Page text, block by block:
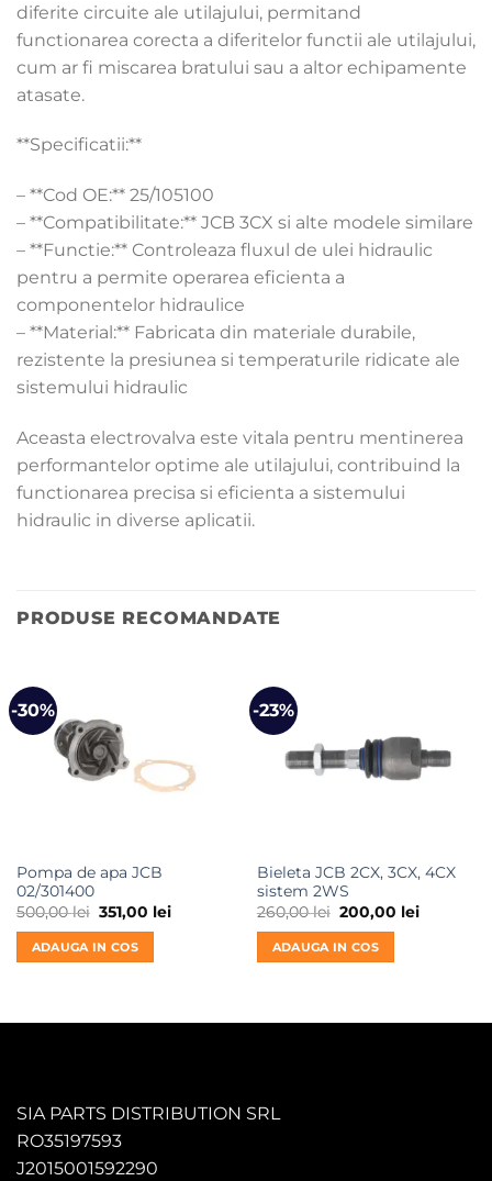
diferite circuite ale utilajului, permitand
functionarea corecta a diferitelor functii ale utilajului,
cum ar fi miscarea bratului sau a altor echipamente
atasate.
**Specificatii:**
– **Cod OE:** 25/105100
– **Compatibilitate:** JCB 3CX si alte modele similare
– **Functie:** Controleaza fluxul de ulei hidraulic
pentru a permite operarea eficienta a
componentelor hidraulice
– **Material:** Fabricata din materiale durabile,
rezistente la presiunea si temperaturile ridicate ale
sistemului hidraulic
Aceasta electrovalva este vitala pentru mentinerea
performantelor optime ale utilajului, contribuind la
functionarea precisa si eficienta a sistemului
hidraulic in diverse aplicatii.
PRODUSE RECOMANDATE
-30%
Pompa de apa JCB
02/301400
500,00lei Prețul
inițial
a
fost:
500,00 lei.
351,00 leiPrețul
ADAUGA IN COS
-23%
Bieleta JCB 2CX, 3CX, 4CX
sistem 2WS
260,00lei Prețul
inițial
a
fost:
260,00 lei.
200,00 leiPrețul
ADAUGA IN COS
SIA PARTS DISTRIBUTION SRL
RO35197593
J2015001592290